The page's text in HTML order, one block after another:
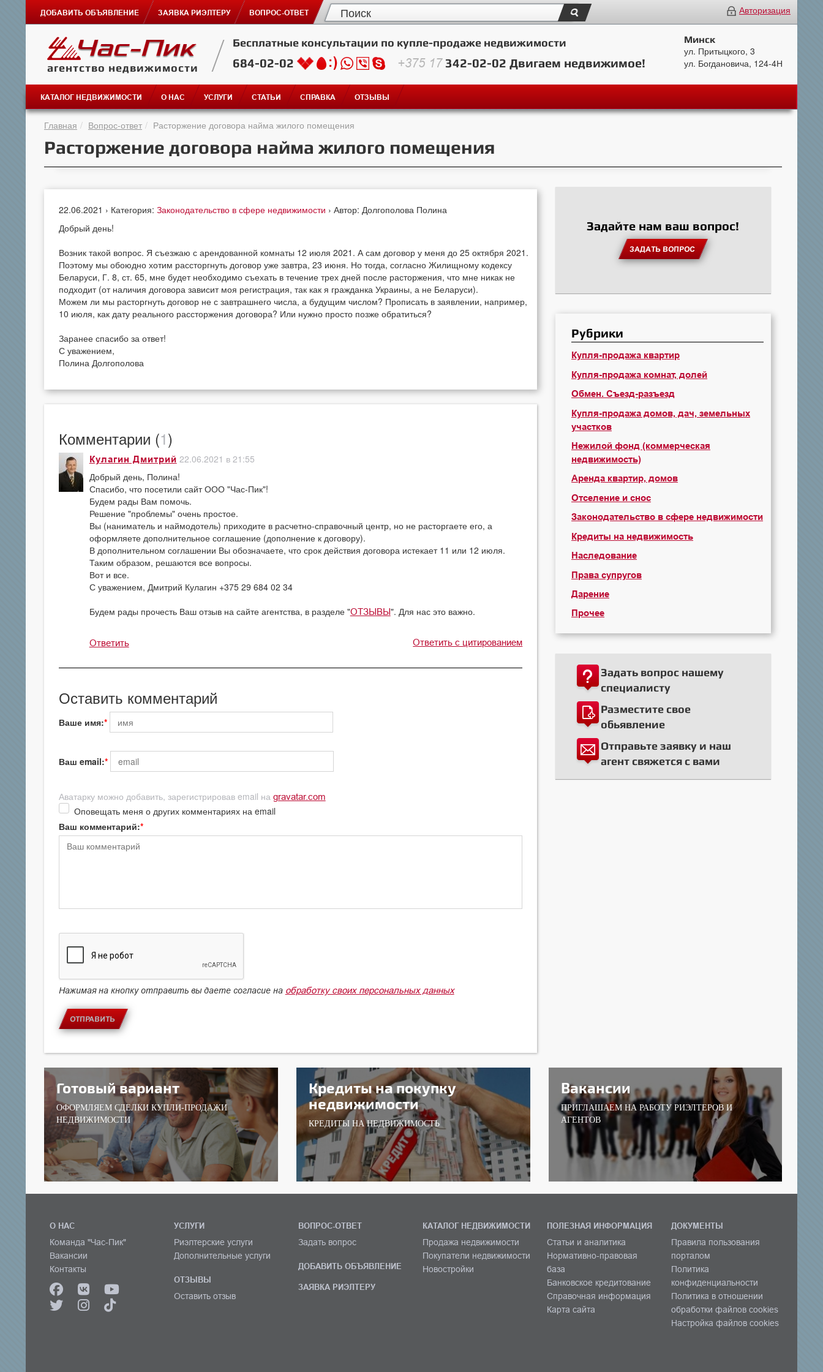
ДОБАВИТЬ ОБЪЯВЛЕНИЕ ЗАЯВКА РИЭЛТЕРУ ВОПРОС-ОТВЕТ Авторизация
агентство недвижимости
Бесплатные консультации по купле-продаже недвижимости
684-02-02 +375 17342-02-02 Двигаем недвижимое!
Минск
ул. Притыцкого, 3
ул. Богдановича, 124-4Н
КАТАЛОГ НЕДВИЖИМОСТИ О НАС УСЛУГИ СТАТЬИ СПРАВКА ОТЗЫВЫ
Главная Вопрос-ответ Расторжение договора найма жилого помещения
Расторжение договора найма жилого помещения
22.06.2021 › Категория: Законодательство в сфере недвижимости › Автор: Долгополова Полина
Добрый день!
Возник такой вопрос. Я съезжаю с арендованной комнаты 12 июля 2021. А сам договор у меня до 25 октября 2021.
Поэтому мы обоюдно хотим рассторгнуть договор уже завтра, 23 июня. Но тогда, согласно Жилищному кодексу
Беларуси, Г. 8, ст. 65, мне будет необходимо съехать в течение трех дней после расторжения, что мне никак не
подходит (от наличия договора зависит моя регистрация, так как я гражданка Украины, а не Беларуси).
Можем ли мы расторгнуть договор не с завтрашнего числа, а будущим числом? Прописать в заявлении, например,
10 июля, как дату реального рассторжения договора? Или нужно просто позже обратиться?
Заранее спасибо за ответ!
С уважением,
Полина Долгополова
Комментарии (1)
Кулагин Дмитрий 22.06.2021 в 21:55
Добрый день, Полина!
Спасибо, что посетили сайт ООО "Час-Пик"!
Будем рады Вам помочь.
Решение "проблемы" очень простое.
Вы (наниматель и наймодотель) приходите в расчетно-справочный центр, но не расторгаете его, а
оформляете дополнительное соглашение (дополнение к договору).
В дополнительном соглашении Вы обозначаете, что срок действия договора истекает 11 или 12 июля.
Таким образом, решаются все вопросы.
Вот и все.
С уважением, Дмитрий Кулагин +375 29 684 02 34
Будем рады прочесть Ваш отзыв на сайте агентства, в разделе "ОТЗЫВЫ". Для нас это важно.
Ответить Ответить с цитированием
Оставить комментарий
Ваше имя:
Ваш email:
Аватарку можно добавить, зарегистрировав email на gravatar.com
Оповещать меня о других комментариях на email
Ваш комментарий:
Нажимая на кнопку отправить вы даете согласие на обработку своих персональных данных
ОТПРАВИТЬ
Задайте нам ваш вопрос!
ЗАДАТЬ ВОПРОС
Рубрики
Купля-продажа квартир
Купля-продажа комнат, долей
Обмен. Съезд-разъезд
Купля-продажа домов, дач, земельных
участков
Нежилой фонд (коммерческая
недвижимость)
Аренда квартир, домов
Отселение и снос
Законодательство в сфере недвижимости
Кредиты на недвижимость
Наследование
Права супругов
Дарение
Прочее
Задать вопрос нашему
специалисту
Разместите свое
обьявление
Отправьте заявку и наш
агент свяжется с вами
Готовый вариант
ОФОРМЛЯЕМ СДЕЛКИ КУПЛИ-ПРОДАЖИ
НЕДВИЖИМОСТИ
Кредиты на покупку
недвижимости
КРЕДИТЫ НА НЕДВИЖИМОСТЬ
Вакансии
ПРИГЛАШАЕМ НА РАБОТУ РИЭЛТЕРОВ И
АГЕНТОВ
О НАС
Команда "Час-Пик"
Вакансии
Контакты
УСЛУГИ
Риэлтерские услуги
Дополнительные услуги
ОТЗЫВЫ
Оставить отзыв
ВОПРОС-ОТВЕТ
Задать вопрос
ДОБАВИТЬ ОБЪЯВЛЕНИЕ
ЗАЯВКА РИЭЛТЕРУ
КАТАЛОГ НЕДВИЖИМОСТИ
Продажа недвижимости
Покупатели недвижимости
Новостройки
ПОЛЕЗНАЯ ИНФОРМАЦИЯ
Статьи и аналитика
Нормативно-правовая
база
Банковское кредитование
Справочная информация
Карта сайта
ДОКУМЕНТЫ
Правила пользования
порталом
Политика
конфиденциальности
Политика в отношении
обработки файлов cookies
Настройка файлов cookies